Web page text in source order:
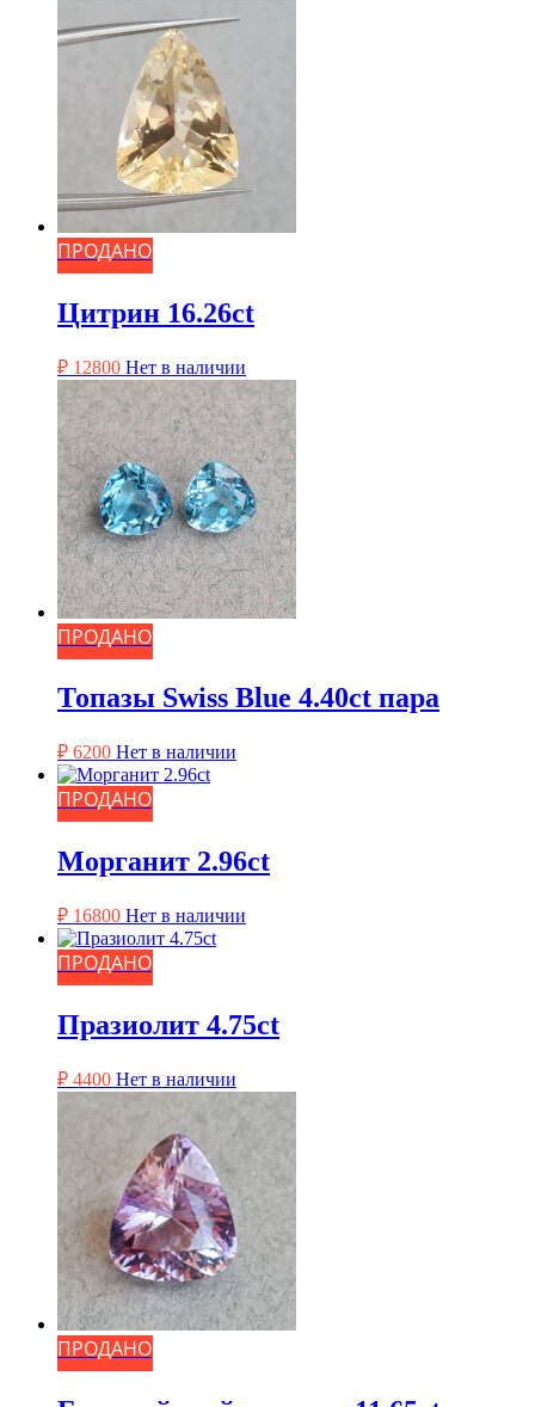
ПРОДАНО
Цитрин 16.26ct
₽ 12800 Нет в наличии
ПРОДАНО
Топазы Swiss Blue 4.40ct пара
₽ 6200 Нет в наличии
ПРОДАНО
Морганит 2.96ct
₽ 16800 Нет в наличии
ПРОДАНО
Празиолит 4.75ct
₽ 4400 Нет в наличии
ПРОДАНО